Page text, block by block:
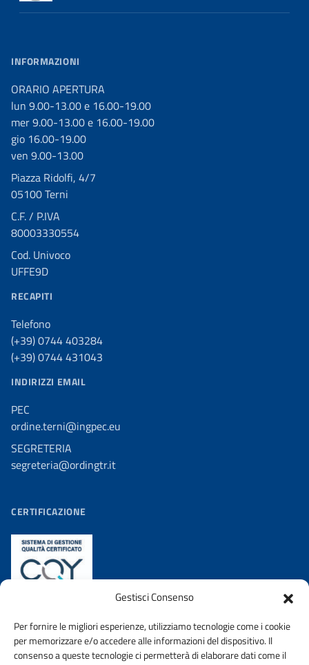
Gestisci Consenso
Per fornire le migliori esperienze, utilizziamo tecnologie come i cookie
per memorizzare e/o accedere alle informazioni del dispositivo. Il
consenso a queste tecnologie ci permetterà di elaborare dati come il
INFORMAZIONI
ORARIO APERTURA
lun 9.00-13.00 e 16.00-19.00
mer 9.00-13.00 e 16.00-19.00
gio 16.00-19.00
ven 9.00-13.00
Piazza Ridolfi, 4/7
05100 Terni
C.F. / P.IVA
80003330554
Cod. Univoco
UFFE9D
RECAPITI
Telefono
(+39) 0744 403284
(+39) 0744 431043
INDIRIZZI EMAIL
PEC
ordine.terni@ingpec.eu
SEGRETERIA
segreteria@ordingtr.it
CERTIFICAZIONE